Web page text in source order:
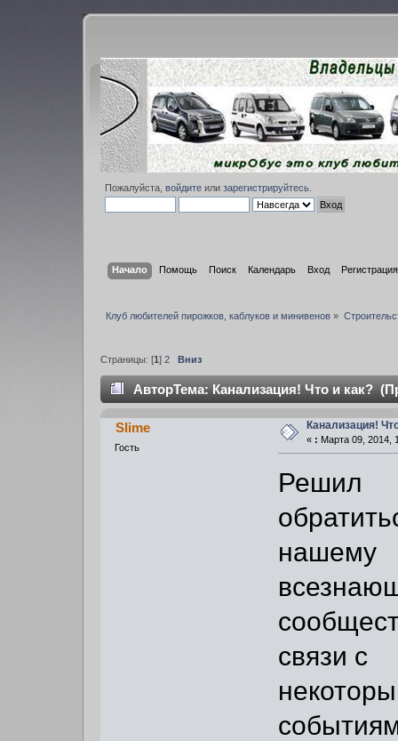
Пожалуйста,войдите илизарегистрируйтесь
Начало Помощь Поиск Календарь Вход Регистрация
Клуб любителей пирожков, каблуков и минивенов »
Страницы: [1]2 Вниз
АвторТема: Канализация! Что и как?
Slime
Гость
Канализация!
« : Марта 09, 2014,
Решил
нашему
связи с